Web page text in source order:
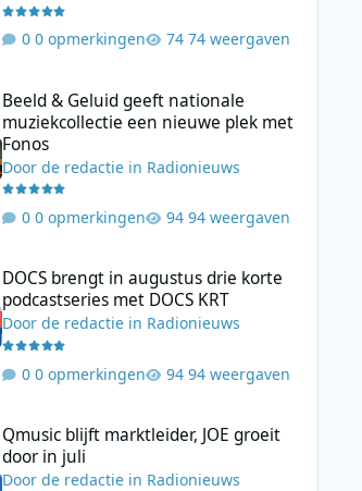
0 opmerkingen 74 weergaven
Beeld & Geluid geeft nationale
muziekcollectie een nieuwe plek met
Fonos
Door de redactiein Radionieuws
0 opmerkingen 94 weergaven
DOCS brengt in augustus drie korte
podcastseries met DOCS KRT
Door de redactiein Radionieuws
0 opmerkingen 94 weergaven
Qmusic blijft marktleider, JOE groeit
door in juli
Door de redactiein Radionieuws